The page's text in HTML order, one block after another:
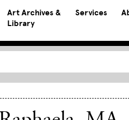
Art Archives &
Library
Services